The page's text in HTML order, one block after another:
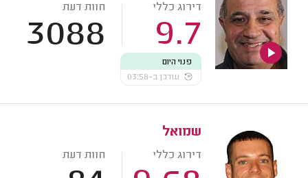
דירוג כללי
9.7
חוות דעת
3088
פנוי היום
עודכן ב-03:58
שמואל
דירוג כללי חוות דעת